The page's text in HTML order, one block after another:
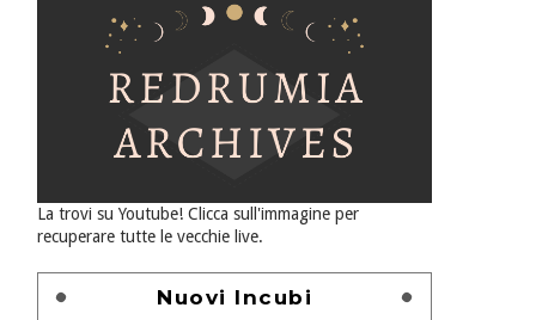
La trovi su Youtube! Clicca sull'immagine per
recuperare tutte le vecchie live.
Nuovi Incubi